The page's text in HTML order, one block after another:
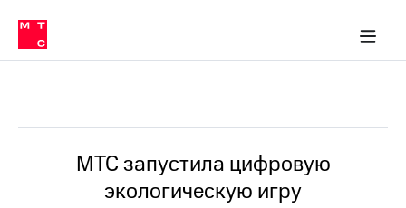
Медиа-центр
и акционерам
Устойчивое развитие
Комплаенс и деловая этика
компании
Карьера
История
компании
в МТС
Пресс-
релизы
МТС запустила цифровую
экологическую игру